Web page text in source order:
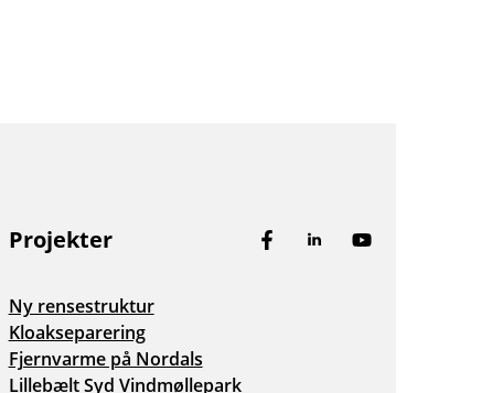
Projekter
Ny rensestruktur
Kloakseparering
Fjernvarme på Nordals
Lillebælt Syd Vindmøllepark
FacebookLinkedInYouTube